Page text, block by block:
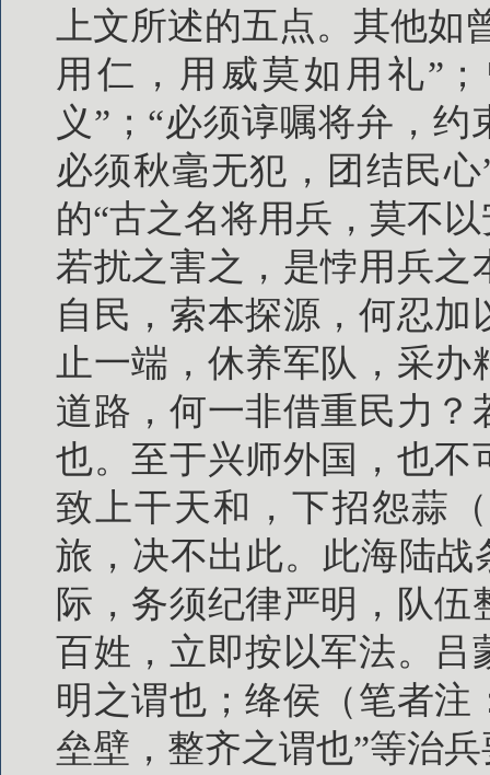
上文所述的五点。其他
用仁，用威莫如用礼”
义”；“必须谆嘱将弁，
必须秋毫无犯，团结民
的“古之名将用兵，莫不
若扰之害之，是悖用兵之
自民，索本探源，何忍
止一端，休养军队，采
道路，何一非借重民力
也。至于兴师外国，也不
致上干天和，下招怨蒜
旅，决不出此。此海陆战
际，务须纪律严明，队
百姓，立即按以军法。吕
明之谓也；绛侯（笔者
垒壁，整齐之谓也”等治